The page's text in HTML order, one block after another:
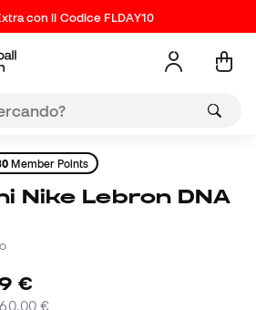
con il Codice FLDAY10
Member Points
€
60,00 €